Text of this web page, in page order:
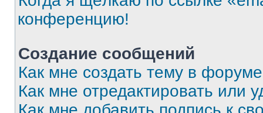
конференцию!
Создание сообщений
Как мне создать тему в
Как мне отредактировать или